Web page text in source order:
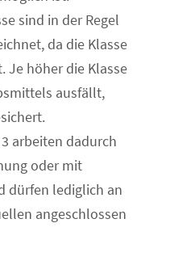
sind in der Regel
da die Klasse
Je höher die Klasse
ausfällt,
arbeiten dadurch
oder mit
dürfen lediglich an
angeschlossen